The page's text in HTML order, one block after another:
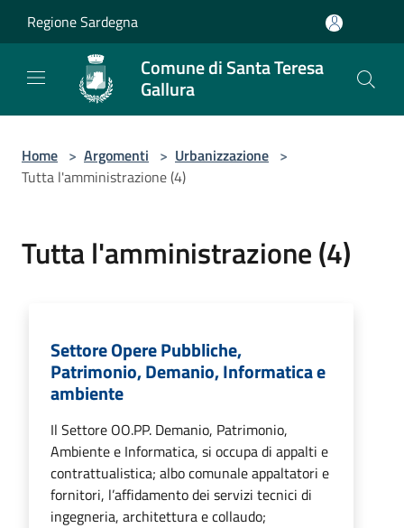
Regione Sardegna
Comune di Santa Teresa
Gallura
Home > Argomenti > Urbanizzazione >
Tutta l'amministrazione (4)
Tutta l'amministrazione (4)
Settore Opere Pubbliche,
Patrimonio, Demanio, Informatica e
ambiente
Il Settore OO.PP. Demanio, Patrimonio,
Ambiente e Informatica, si occupa di appalti e
contrattualistica; albo comunale appaltatori e
fornitori, l’affidamento dei servizi tecnici di
ingegneria, architettura e collaudo;